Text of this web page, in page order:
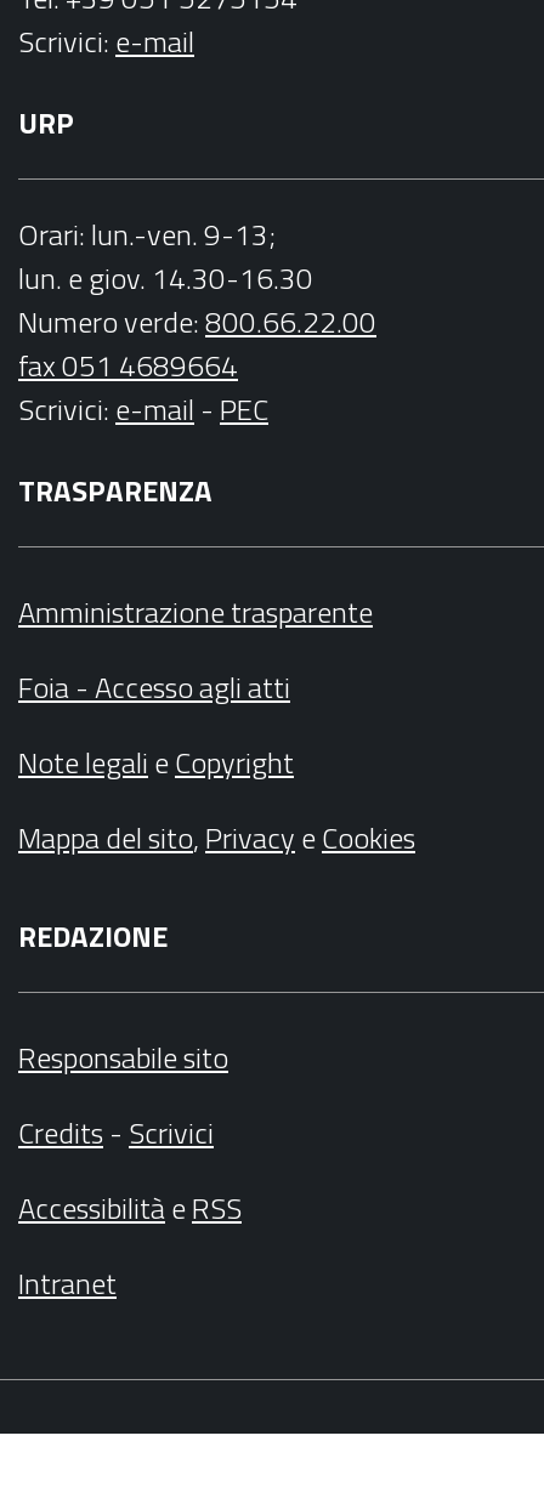
Scrivici:e-mail
URP
Orari: lun.-ven. 9-13;
lun. e giov. 14.30-16.30
Numero verde:800.66.22.00
fax 051 4689664
Scrivici:e-mail - PEC
TRASPARENZA
Amministrazione trasparente
Foia - Accesso agli atti
Note legalieCopyright
Mappa del sito,PrivacyeCookies
REDAZIONE
Responsabile sito
Credits- Scrivici
AccessibilitàeRSS
Intranet